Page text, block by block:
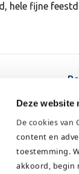
Deze website
De cookies
content en
toestemming.
akkoord, begin
hele fijne